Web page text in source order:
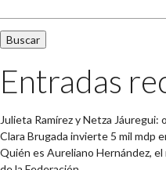
Entradas
Julieta Ramírez y Netza Jáuregui:
Clara Brugada invierte 5 mil mdp
Quién es Aureliano Hernández,